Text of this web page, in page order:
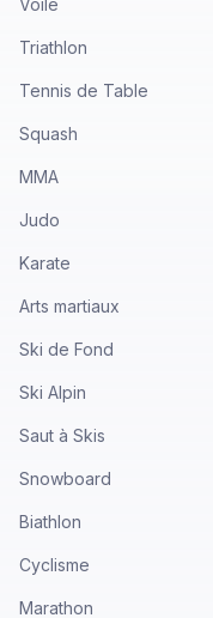
Voile
Triathlon
Tennis de Table
Squash
MMA
Judo
Karate
Arts martiaux
Ski de Fond
Ski Alpin
Saut à Skis
Snowboard
Biathlon
Cyclisme
Marathon